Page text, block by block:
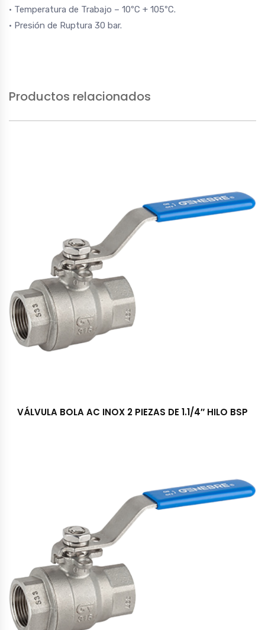
• Temperatura de Trabajo – 10ºC + 105ºC.
• Presión de Ruptura 30 bar.
Productos relacionados
VÁLVULA BOLA AC INOX 2 PIEZAS DE 1.1/4″ HILO BSP